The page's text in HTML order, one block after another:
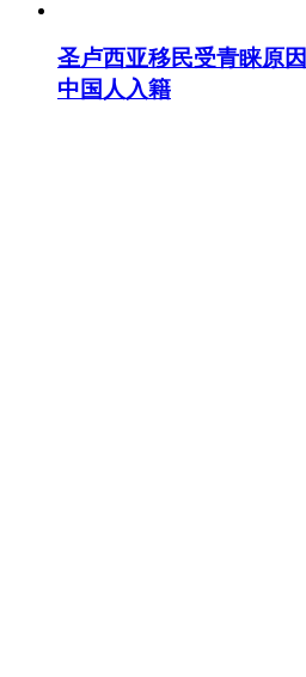
圣卢西亚移民受青睐原
中国人入籍